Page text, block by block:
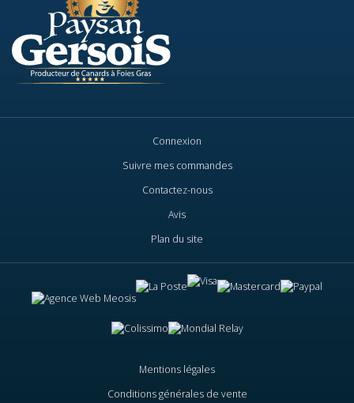
Connexion
Suivre mes commandes
Contactez-nous
Avis
Plan du site
Mentions légales
Conditions générales de vente